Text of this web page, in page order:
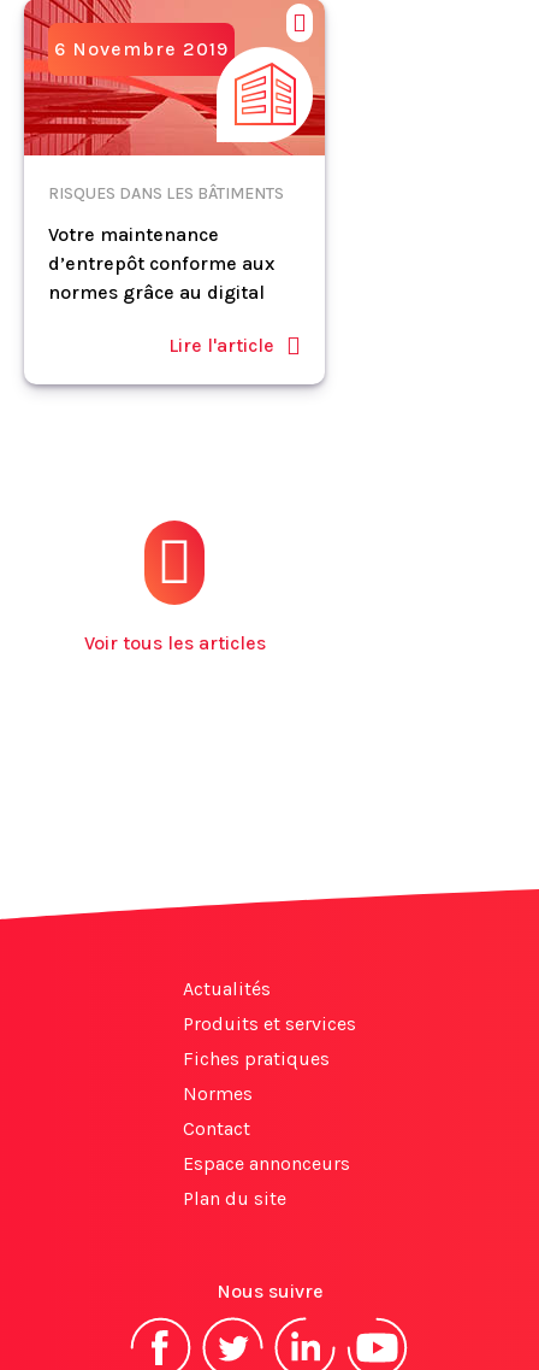
6 Novembre 2019
RISQUES DANS LES BÂTIMENTS
Votre maintenance
d’entrepôt conforme aux
normes grâce au digital
Lire l'article
Voir tous les articles
Actualités
Produits et services
Fiches pratiques
Normes
Contact
Espace annonceurs
Plan du site
Nous suivre